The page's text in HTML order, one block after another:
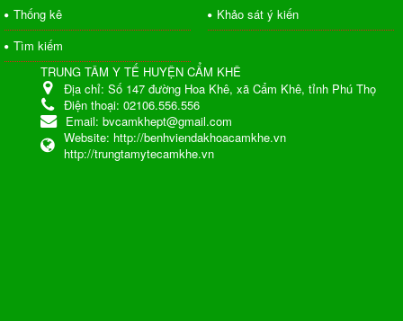
Thống kê
Khảo sát ý kiến
Tìm kiếm
TRUNG TÂM Y TẾ HUYỆN CẨM KHÊ
Địa chỉ: Số 147 đường Hoa Khê, xã Cẩm Khê, tỉnh Phú Thọ
Điện thoại: 02106.556.556
Email: bvcamkhept@gmail.com
Website: http://benhviendakhoacamkhe.vn
http://trungtamytecamkhe.vn